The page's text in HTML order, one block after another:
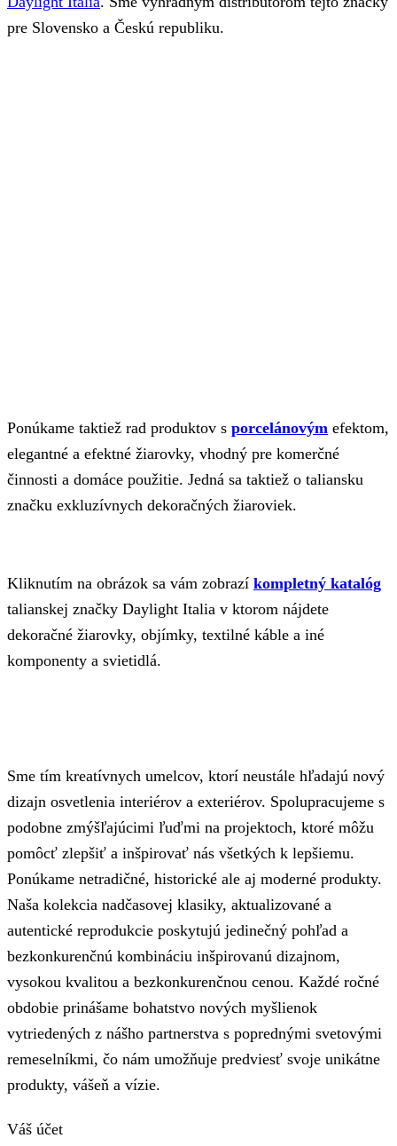
pre Slovensko a Českú republiku.
Ponúkame taktiež rad produktov s porcelánovým efektom,
elegantné a efektné žiarovky, vhodný pre komerčné
činnosti a domáce použitie. Jedná sa taktiež o taliansku
značku exkluzívnych dekoračných žiaroviek.
Kliknutím na obrázok sa vám zobrazí kompletný katalóg
talianskej značky Daylight Italia v ktorom nájdete
dekoračné žiarovky, objímky, textilné káble a iné
komponenty a svietidlá.
Sme tím kreatívnych umelcov, ktorí neustále hľadajú nový
dizajn osvetlenia interiérov a exteriérov. Spolupracujeme s
podobne zmýšľajúcimi ľuďmi na projektoch, ktoré môžu
pomôcť zlepšiť a inšpirovať nás všetkých k lepšiemu.
Ponúkame netradičné, historické ale aj moderné produkty.
Naša kolekcia nadčasovej klasiky, aktualizované a
autentické reprodukcie poskytujú jedinečný pohľad a
bezkonkurenčnú kombináciu inšpirovanú dizajnom,
vysokou kvalitou a bezkonkurenčnou cenou. Každé ročné
obdobie prinášame bohatstvo nových myšlienok
vytriedených z nášho partnerstva s poprednými svetovými
remeselníkmi, čo nám umožňuje predviesť svoje unikátne
produkty, vášeň a vízie.
Váš účet